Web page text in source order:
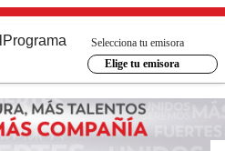
Programa
Selecciona tu emisora
Elige tu emisora